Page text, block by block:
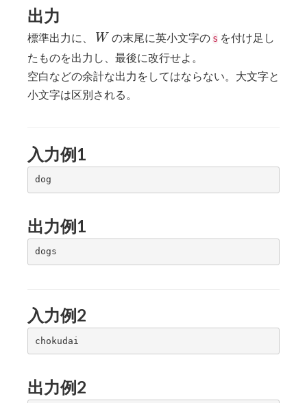
出力
標準出力に、 W
W の末尾に英小文字の s を付け足し
たものを出力し、最後に改行せよ。
空白などの余計な出力をしてはならない。大文字と
小文字は区別される。
入力例1
出力例1
入力例2
出力例2